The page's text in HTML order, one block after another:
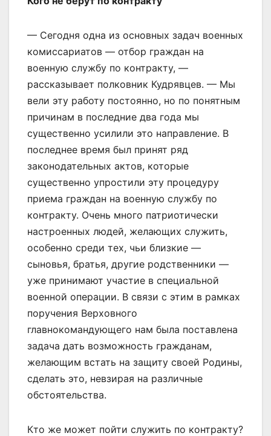
— Сегодня одна из основных задач военных
комиссариатов — отбор граждан на
военную службу по контракту, —
рассказывает полковник Кудрявцев. — Мы
вели эту работу постоянно, но по понятным
причинам в последние два года мы
существенно усилили это направление. В
последнее время был принят ряд
законодательных актов, которые
существенно упростили эту процедуру
приема граждан на военную службу по
контракту. Очень много патриотически
настроенных людей, желающих служить,
особенно среди тех, чьи близкие —
сыновья, братья, другие родственники —
уже принимают участие в специальной
военной операции. В связи с этим в рамках
поручения Верховного
главнокомандующего нам была поставлена
задача дать возможность гражданам,
желающим встать на защиту своей Родины,
сделать это, невзирая на различные
обстоятельства.
Кто же может пойти служить по контракту?